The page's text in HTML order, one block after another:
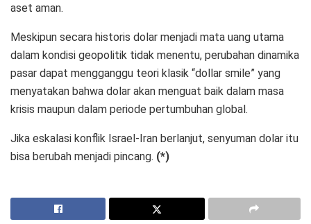
aset aman.
Meskipun secara historis dolar menjadi mata uang utama
dalam kondisi geopolitik tidak menentu, perubahan dinamika
pasar dapat mengganggu teori klasik “dollar smile” yang
menyatakan bahwa dolar akan menguat baik dalam masa
krisis maupun dalam periode pertumbuhan global.
Jika eskalasi konflik Israel-Iran berlanjut, senyuman dolar itu
bisa berubah menjadi pincang. (*)